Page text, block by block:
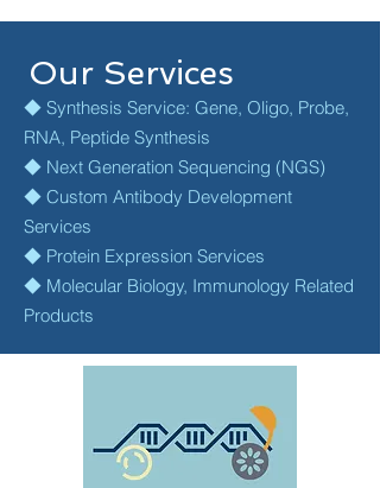
Our Services
◆ Synthesis Service: Gene, Oligo, Probe,
RNA, Peptide Synthesis
◆ Next Generation Sequencing (NGS)
◆ Custom Antibody Development
Services
◆ Protein Expression Services
◆ Molecular Biology, Immunology Related
Products